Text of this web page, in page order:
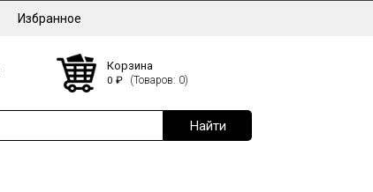
Избранное
Корзина
0 ₽ (Товаров: 0)